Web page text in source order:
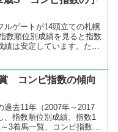
ルゲートが14頭立ての札幌
数順位別成績を見ると指数
績は安定しています。た
位の間で選び、指数順位下
れば断...
コンピ指数の傾向
過去11年（2007年～2017
、指数順位別成績、指数1
3着馬一覧、コンピ指数一